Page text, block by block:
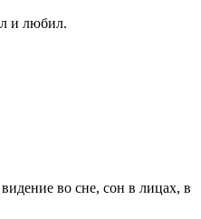
и любил.
во сне, сон в лицах, в